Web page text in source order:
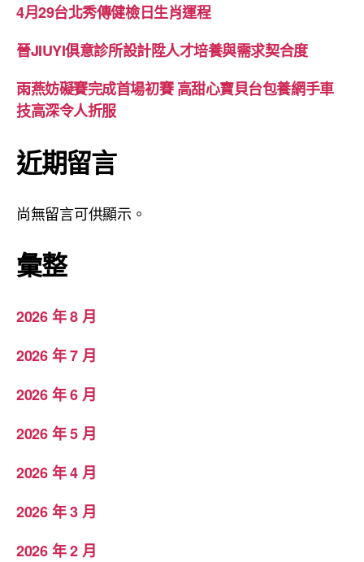
4月29台北秀傳健檢日生肖運程
晉JIUYI俱意診所設計陞人才培養與需求契合度
雨燕妨礙賽完成首場初賽 高甜心寶貝台包養網手車
技高深令人折服
近期留言
尚無留言可供顯示。
彙整
2026 年 8 月
2026 年 7 月
2026 年 6 月
2026 年 5 月
2026 年 4 月
2026 年 3 月
2026 年 2 月